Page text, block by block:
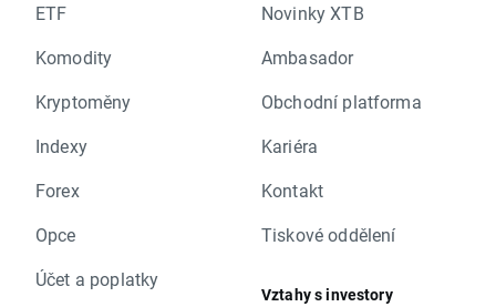
ETF
Komodity
Kryptoměny
Indexy
Forex
Opce
Účet a poplatky
Novinky XTB
Ambasador
Obchodní platforma
Kariéra
Kontakt
Tiskové oddělení
Vztahy s investory